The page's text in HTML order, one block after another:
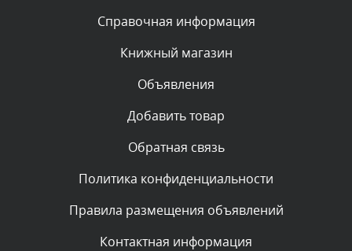
Текст комментария будет виден после проверки
администратором.
Комментарий проверяется
Текст комментария будет виден после проверки
администратором.
Комментарий проверяется
администратором.
Справочная информация
Книжный магазин
Объявления
Добавить товар
Обратная связь
Политика конфиденциальности
Правила размещения объявлений
Контактная информация